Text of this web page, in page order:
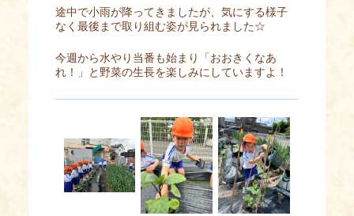
途中で小雨が降ってきましたが、気にする様子
なく最後まで取り組む姿が見られました☆
今週から水やり当番も始まり「おおきくなあ
れ！」と野菜の生長を楽しみにしていますよ！